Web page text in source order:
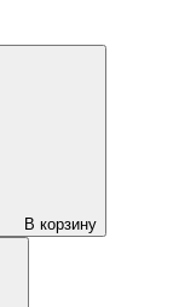
В корзину